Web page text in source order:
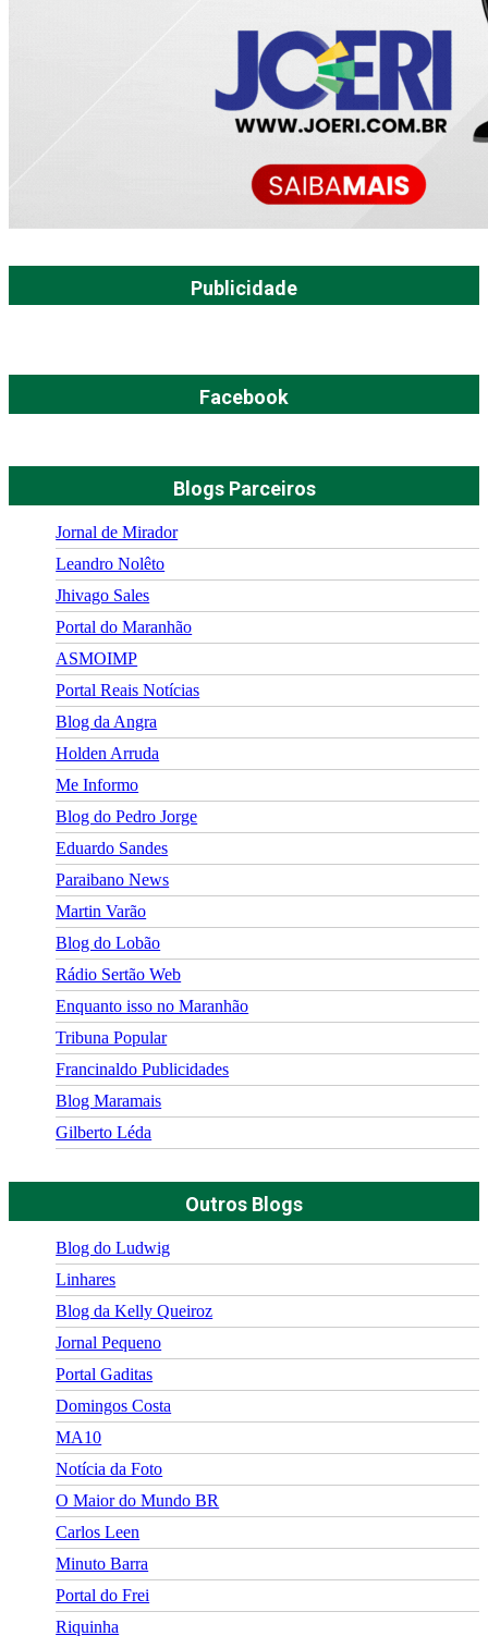
Publicidade
Facebook
Blogs Parceiros
Jornal de Mirador
Leandro Nolêto
Jhivago Sales
Portal do Maranhão
ASMOIMP
Portal Reais Notí­cias
Blog da Angra
Holden Arruda
Me Informo
Blog do Pedro Jorge
Eduardo Sandes
Paraibano News
Martin Varão
Blog do Lobão
Rádio Sertão Web
Enquanto isso no Maranhão
Tribuna Popular
Francinaldo Publicidades
Blog Maramais
Gilberto Léda
Outros Blogs
Blog do Ludwig
Linhares
Blog da Kelly Queiroz
Jornal Pequeno
Portal Gaditas
Domingos Costa
MA10
Notícia da Foto
O Maior do Mundo BR
Carlos Leen
Minuto Barra
Portal do Frei
Riquinha